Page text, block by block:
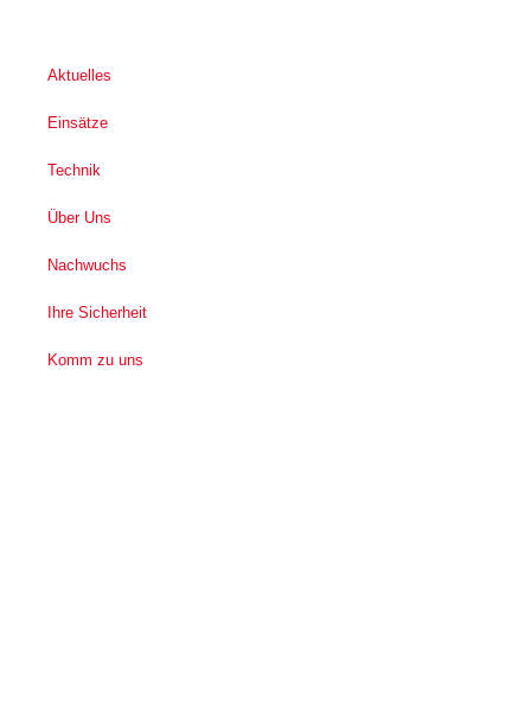
Aktuelles
Einsätze
Technik
Über Uns
Nachwuchs
Ihre Sicherheit
Komm zu uns